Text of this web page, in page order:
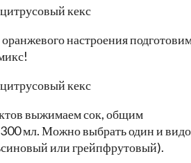
настроения
выжимаем сок, общим
мл. Можно выбрать один и
или грейпфрутовый).